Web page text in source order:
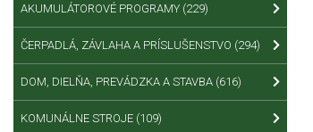
AKUMULÁTOROVÉ PROGRAMY (229)
ČERPADLÁ, ZÁVLAHA A PRÍSLUŠENSTVO (294)
DOM, DIELŇA, PREVÁDZKA A STAVBA (616)
KOMUNÁLNE STROJE (109)